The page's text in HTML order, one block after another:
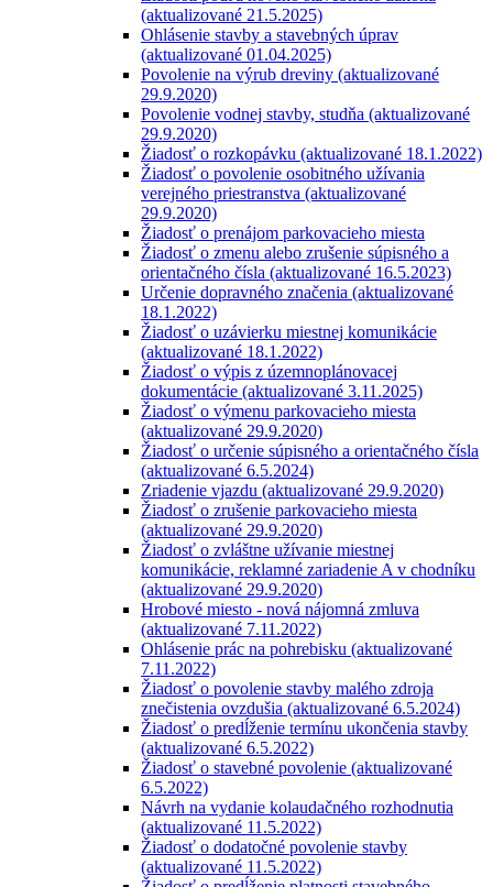
(aktualizované 21.5.2025)
Ohlásenie stavby a stavebných úprav
(aktualizované 01.04.2025)
Povolenie na výrub dreviny (aktualizované
29.9.2020)
Povolenie vodnej stavby, studňa (aktualizované
29.9.2020)
Žiadosť o rozkopávku (aktualizované 18.1.2022)
Žiadosť o povolenie osobitného užívania
verejného priestranstva (aktualizované
29.9.2020)
Žiadosť o prenájom parkovacieho miesta
Žiadosť o zmenu alebo zrušenie súpisného a
orientačného čísla (aktualizované 16.5.2023)
Určenie dopravného značenia (aktualizované
18.1.2022)
Žiadosť o uzávierku miestnej komunikácie
(aktualizované 18.1.2022)
Žiadosť o výpis z územnoplánovacej
dokumentácie (aktualizované 3.11.2025)
Žiadosť o výmenu parkovacieho miesta
(aktualizované 29.9.2020)
Žiadosť o určenie súpisného a orientačného čísla
(aktualizované 6.5.2024)
Zriadenie vjazdu (aktualizované 29.9.2020)
Žiadosť o zrušenie parkovacieho miesta
(aktualizované 29.9.2020)
Žiadosť o zvláštne užívanie miestnej
komunikácie, reklamné zariadenie A v chodníku
(aktualizované 29.9.2020)
Hrobové miesto - nová nájomná zmluva
(aktualizované 7.11.2022)
Ohlásenie prác na pohrebisku (aktualizované
7.11.2022)
Žiadosť o povolenie stavby malého zdroja
znečistenia ovzdušia (aktualizované 6.5.2024)
Žiadosť o predĺženie termínu ukončenia stavby
(aktualizované 6.5.2022)
Žiadosť o stavebné povolenie (aktualizované
6.5.2022)
Návrh na vydanie kolaudačného rozhodnutia
(aktualizované 11.5.2022)
Žiadosť o dodatočné povolenie stavby
(aktualizované 11.5.2022)